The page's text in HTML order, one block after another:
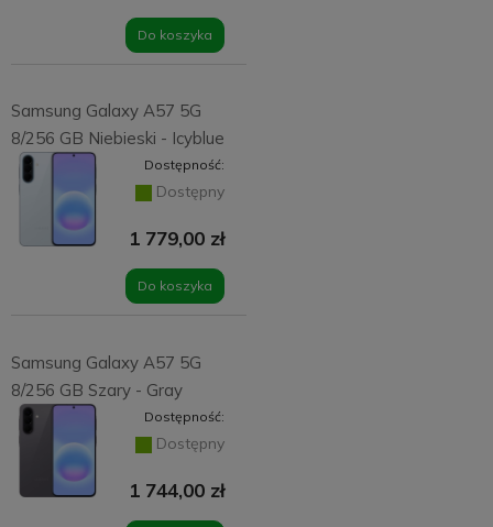
Do koszyka
Samsung Galaxy A57 5G
8/256 GB Niebieski - Icyblue
Dostępność:
Dostępny
1 779,00 zł
Do koszyka
Samsung Galaxy A57 5G
8/256 GB Szary - Gray
Dostępność:
Dostępny
1 744,00 zł